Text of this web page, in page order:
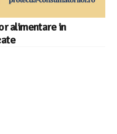
alimentare in